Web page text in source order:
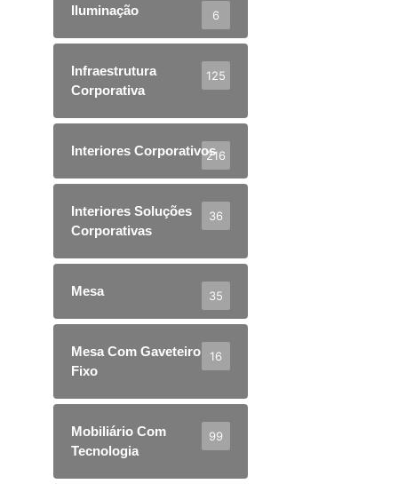
Iluminação 6
Infraestrutura
Corporativa
125
Interiores Corporativos216
Interiores Soluções
Corporativas
36
Mesa 35
Mesa Com Gaveteiro
Fixo
16
Mobiliário Com
Tecnologia
99